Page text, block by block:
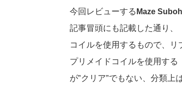
今回レビューする Maze
記事冒頭にも記載した通り、
コイルを使用するもので、
プリメイドコイルを使用する
が”クリア”でもない、分類上